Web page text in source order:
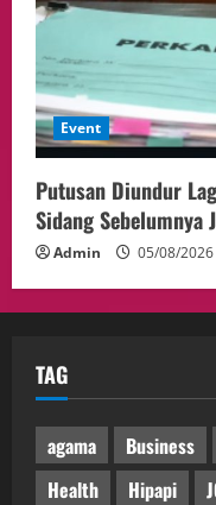
Event
Putusan Diundur
Sidang Sebelumnya
Admin 05/08/2026
TAG
agama Business
Health
Hipapi